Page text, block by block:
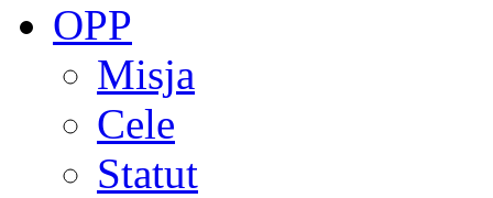
OPP
Misja
Cele
Statut